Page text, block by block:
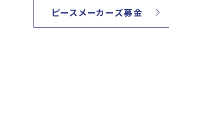
ピースメーカーズ募金